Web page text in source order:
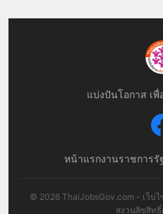
แบ่งปันโอกาส เ
หน้าแรกงานราชการรั
© 2026 ThaiJobsGov.com - เว็บไ
สงวนลิขสิท